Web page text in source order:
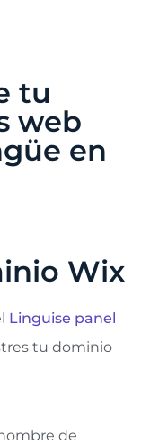
tu
web
en
Wix
Linguise panel
tu dominio
de